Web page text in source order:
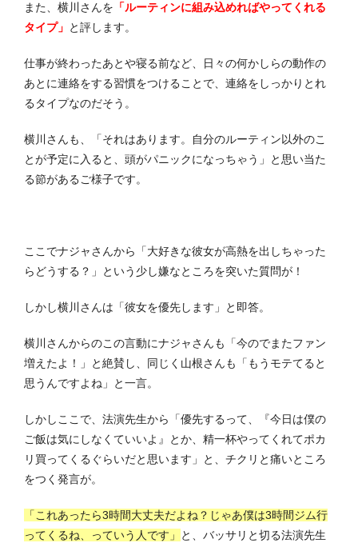
また、横川さんを 「ルーティンに組み込めればやってくれる
タイプ」 と評します。
仕事が終わったあとや寝る前など、日々の何かしらの動作の
あとに連絡をする習慣をつけることで、連絡をしっかりとれ
るタイプなのだそう。
横川さんも、「それはあります。自分のルーティン以外のこ
とが予定に入ると、頭がパニックになっちゃう」と思い当た
る節があるご様子です。
ここでナジャさんから「大好きな彼女が高熱を出しちゃった
らどうする？」という少し嫌なところを突いた質問が！
しかし横川さんは「彼女を優先します」と即答。
横川さんからのこの言動にナジャさんも「今のでまたファン
増えたよ！」と絶賛し、同じく山根さんも「もうモテてると
思うんですよね」と一言。
しかしここで、法演先生から「優先するって、『今日は僕の
ご飯は気にしなくていいよ』とか、精一杯やってくれてポカ
リ買ってくるぐらいだと思います」と、チクリと痛いところ
をつく発言が。
「これあったら3時間大丈夫だよね？じゃあ僕は3時間ジム行
ってくるね、っていう人です」
と、バッサリと切る法演先生